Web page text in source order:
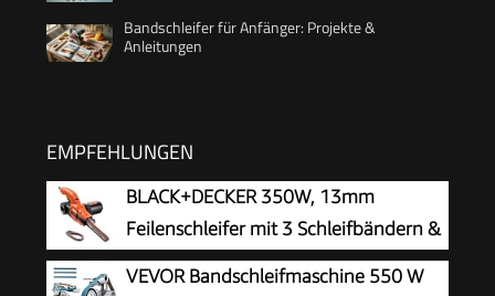
Bandschleifer für Anfänger: Projekte &
Anleitungen
EMPFEHLUNGEN
BLACK+DECKER 350W, 13mm
Feilenschleifer mit 3 Schleifbändern &
Staubsammelsystem, KA900E-QS
VEVOR Bandschleifmaschine 550 W